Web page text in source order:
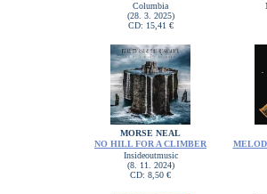
Columbia
(28. 3. 2025)
CD: 15,41 €
MORSE NEAL
NO HILL FOR A CLIMBER
Insideoutmusic
(8. 11. 2024)
CD: 8,50 €